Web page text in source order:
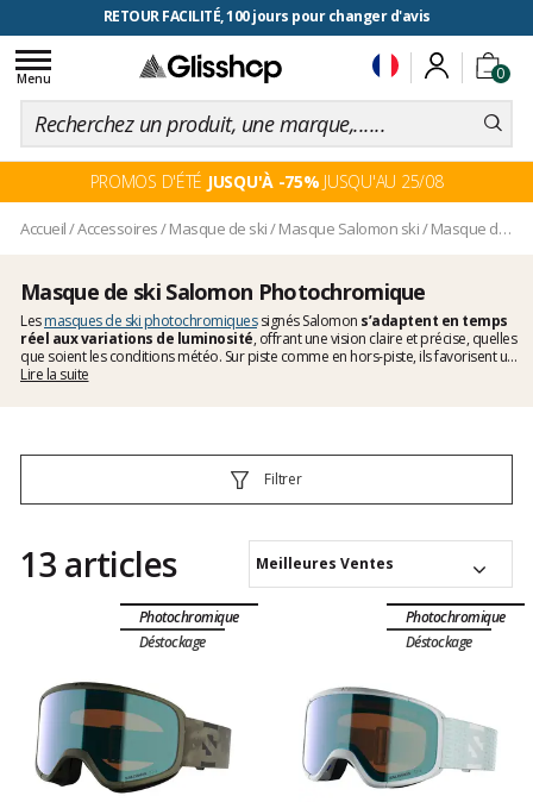
RETOUR FACILITÉ, 100 jours pour changer d'avis
0
Toggle
navigation
Menu
PROMOS D'ÉTÉ JUSQU'À -75% JUSQU'AU 25/08
Accueil/Accessoires/Masque de ski/Masque Salomon ski/Masque de ski Salomon Photochromique
Masque de ski Salomon Photochromique
Lesmasques de ski photochromiquessignés Salomon s’adaptent en temps
réel aux variations de luminosité, offrant une vision claire et précise, quelles
que soient les conditions météo. Sur piste comme en hors-piste, ils favorisent un
réel confort visuel
Lire la suite
Filtrer
13 articles Meilleures Ventes
Photochromique
Déstockage
Photochromique
Déstockage